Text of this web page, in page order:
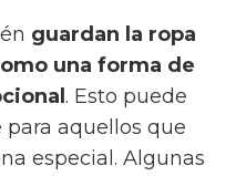
guardan la ropa
una forma de
. Esto puede
aquellos que
especial. Algunas